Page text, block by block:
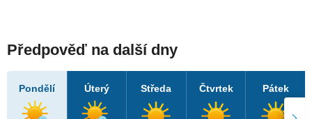
Předpověď na další dny
Pondělí Úterý Středa Čtvrtek Pátek